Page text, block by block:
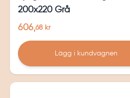
200x220 Grå
606,68 kr
Lägg i kundvagnen